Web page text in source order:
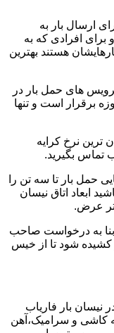
ارسال بار به
افرادی که به
هستند بهترین
های حمل بار در
برقرار است و تنها
ترین نرخ کرایه
تماس بگیرید.
اما توانایی حمل بار تا سه تن را
ابعاد اتاق نیسان
بنا به درخواست صاحب
کشیده شود تا از خیس
نیسان بار فاریاب
کاشی و سرامیک،آهن